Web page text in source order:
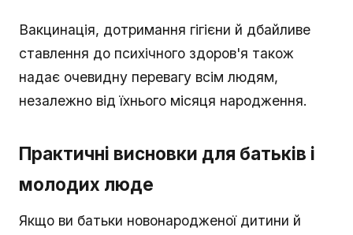
Вакцинація, дотримання гігієни й дбайливе
ставлення до психічного здоров'я також
надає очевидну перевагу всім людям,
незалежно від їхнього місяця народження.
Практичні висновки для батьків і
молодих люде
Якщо ви батьки новонародженої дитини й